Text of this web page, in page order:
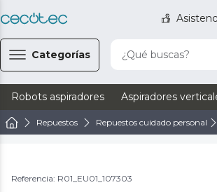
Categorías ¿Qué buscas?
Robots aspiradores Aspiradores
Repuestos Repuestos cuidado personal
Referencia: R01_EU01_107303